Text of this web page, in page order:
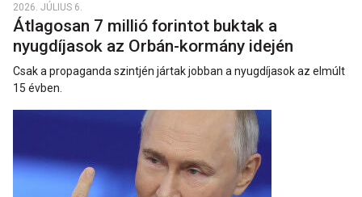
2026. JÚLIUS 6.
Átlagosan 7 millió forintot buktak a
nyugdíjasok az Orbán-kormány idején
Csak a propaganda szintjén jártak jobban a nyugdíjasok az elmúlt
15 évben.